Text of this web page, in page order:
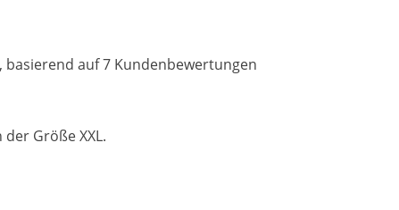
basierend auf7 Kundenbewertungen
Größe XXL.